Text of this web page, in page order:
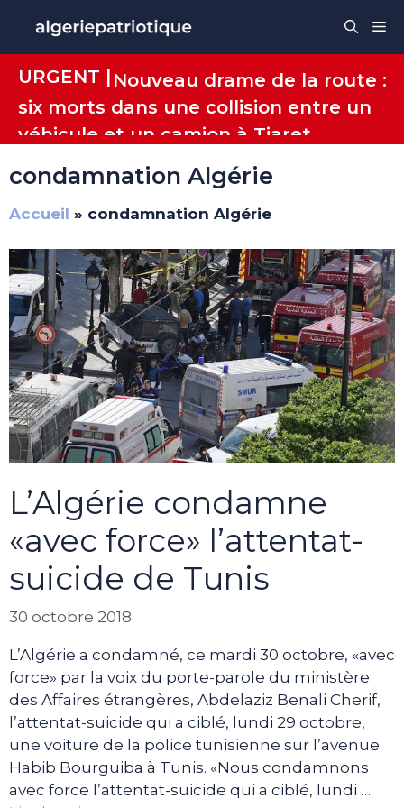
contenu
URGENT | Nouveau drame de la route :
six morts dans une collision entre un
véhicule et un camion à Tiaret
condamnation Algérie
Accueil » condamnation Algérie
L’Algérie condamne
«avec force» l’attentat-
suicide de Tunis
30 octobre 2018
L’Algérie a condamné, ce mardi 30 octobre, «avec
force» par la voix du porte-parole du ministère
des Affaires étrangères, Abdelaziz Benali Cherif,
l’attentat-suicide qui a ciblé, lundi 29 octobre,
une voiture de la police tunisienne sur l’avenue
Habib Bourguiba à Tunis. «Nous condamnons
avec force l’attentat-suicide qui a ciblé, lundi …